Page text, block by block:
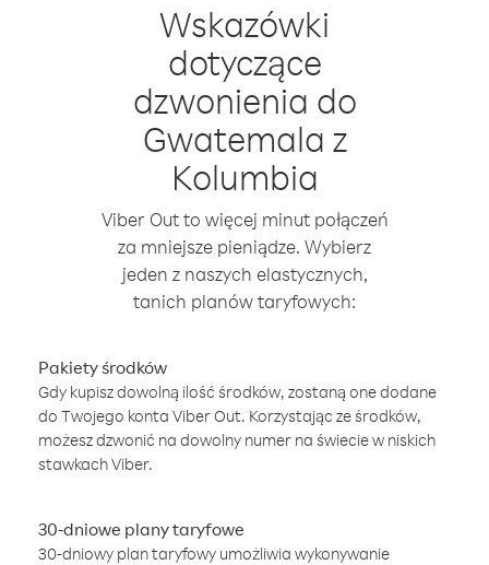
Wskazówki
dotyczące
dzwonienia do
Gwatemala z
Kolumbia
Viber Out to więcej minut połączeń
za mniejsze pieniądze. Wybierz
jeden z naszych elastycznych,
tanich planów taryfowych:
Pakiety środków
Gdy kupisz dowolną ilość środków, zostaną one dodane
do Twojego konta Viber Out. Korzystając ze środków,
możesz dzwonić na dowolny numer na świecie w niskich
stawkach Viber.
30-dniowe plany taryfowe
30-dniowy plan taryfowy umożliwia wykonywanie